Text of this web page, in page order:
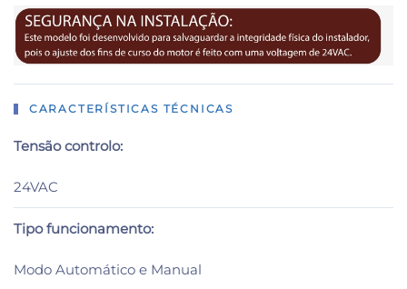
CARACTERÍSTICAS TÉCNICAS
Tensão controlo:
24VAC
Tipo funcionamento:
Modo Automático e Manual